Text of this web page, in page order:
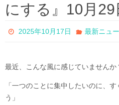
にする』10月29
2025年10月17日 最新ニュ
最近、こんな風に感じていませんか
「一つのことに集中したいのに、
う」